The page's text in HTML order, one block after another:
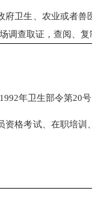
生、农业或者兽医
调查取证，查阅、复
年卫生部令第20号）
考试、在职培训、